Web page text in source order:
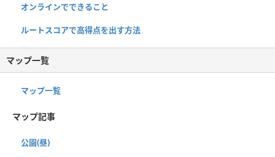
オンラインでできること
ルートスコアで高得点を出す方法
マップ一覧
マップ一覧
マップ記事
公園(昼)